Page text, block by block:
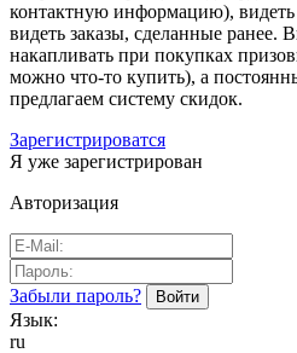
контактную информацию), видеть
видеть заказы, сделанные ранее.
накапливать при покупках
можно что-то купить), а
предлагаем систему скидок.
Зарегистрироватся
Я уже зарегистрирован
Авторизация
Забыли пароль?
Язык:
ru